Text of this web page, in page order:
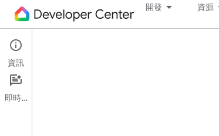
開發 資源
請注意
Google 會運用 AI 技術將內容
資訊
即時通訊